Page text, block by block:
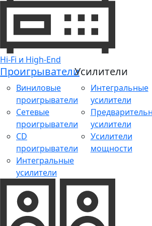
Hi-Fi и High-End
Проигрыватели
Виниловые
проигрыватели
Сетевые
проигрыватели
CD
проигрыватели
Интегральные
усилители
Усилители
Интегральные
усилители
усилители
Усилители
мощности